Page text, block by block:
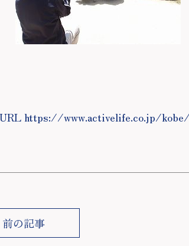
URL https://www.activelife.co.jp/kobe/
前の記事